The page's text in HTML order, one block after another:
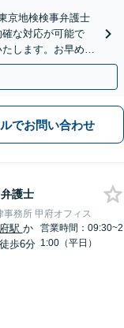
京地検検事弁護士
な対応が可能で
します。お早めに
面談可】
でお問い合わせ
弁護士
事務所 甲府オフィス
駅 か
歩6分
営業時間：09:30~2
1:00（平日）